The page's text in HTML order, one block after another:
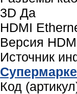
3D Да
HDMI
Версия
Источник
Код